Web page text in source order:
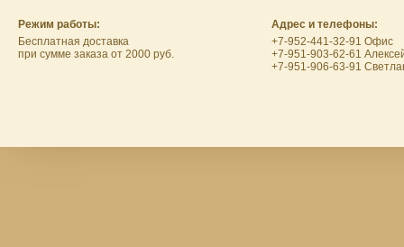
Режим работы:
Бесплатная доставка
при сумме заказа от 2000 руб.
Адрес и телефоны:
+7-952-441-32-91 Офис
+7-951-903-62-61
+7-951-906-63-91